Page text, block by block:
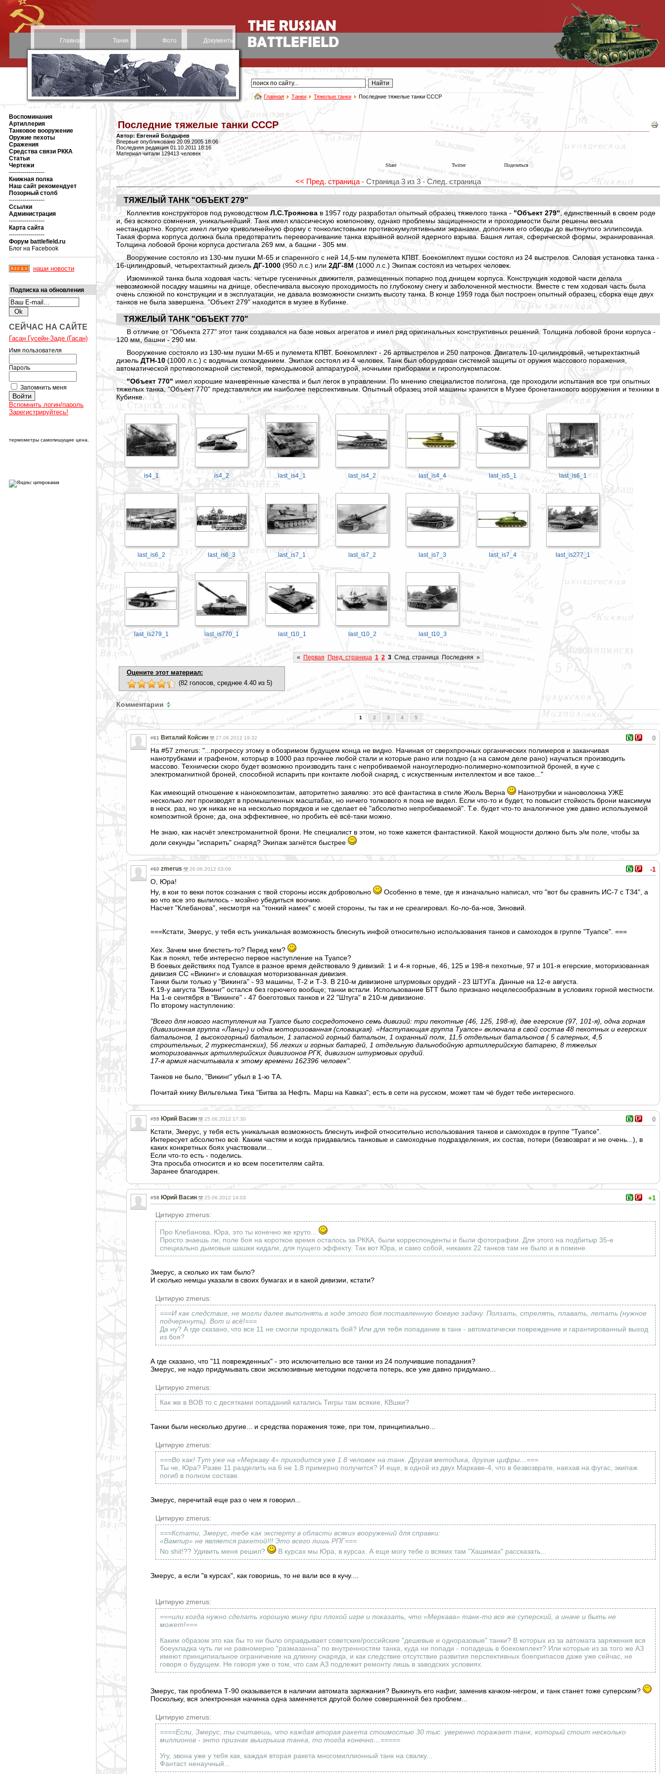
Главная Танки Фото Документы
Главная Танки Тяжелые танки Последние тяжелые танки СССР
Воспоминания
Артиллерия
Танковое вооружение
Оружие пехоты
Сражения
Средства связи РККА
Статьи
Чертежи
------------------
Книжная полка
Наш сайт рекомендует
Позорный столб
------------------
Ссылки
Администрация
------------------
Карта сайта
------------------
Форум battlefield.ru
Блог на Facebook
наши новости
Подписка на обновления
СЕЙЧАС НА САЙТЕ
Гасан Гусейн-Заде (Гасан)
Имя пользователя
Пароль
Запомнить меня
Вспомнить логин/пароль
Зарегистрируйтесь!
термометры самопишущие цена.
Последние тяжелые танки СССР
Автор: Евгений Болдырев
Впервые опубликовано 20.09.2005 18:06
Последняя редакция 01.10.2011 18:16
Материал читали 129413 человек
Share Twitter Поделиться
<< Пред. страница - Страница 3 из 3 - След. страница
ТЯЖЕЛЫЙ ТАНК "ОБЪЕКТ 279"
Коллектив конструкторов под руководством Л.С.Троянова в 1957 году разработал опытный образец тяжелого танка - "Объект 279" , единственный в своем роде
и, без всякого сомнения, уникальнейший. Танк имел классическую компоновку, однако проблемы защищенности и проходимости были решены весьма
нестандартно. Корпус имел литую криволинейную форму с тонколистовыми противокумулятивными экранами, дополняя его обводы до вытянутого эллипсоида.
Такая форма корпуса должна была предотвратить переворачивание танка взрывной волной ядерного взрыва. Башня литая, сферической формы, экранированная.
Толщина лобовой брони корпуса достигала 269 мм, а башни - 305 мм.
Вооружение состояло из 130-мм пушки М-65 и спаренного с ней 14,5-мм пулемета КПВТ. Боекомплект пушки состоял из 24 выстрелов. Силовая установка танка -
16-цилиндровый, четырехтактный дизель ДГ-1000 (950 л.с.) или 2ДГ-8М (1000 л.с.) Экипаж состоял из четырех человек.
Изюминкой танка была ходовая часть: четыре гусеничных движителя, размещенных попарно под днищем корпуса. Конструкция ходовой части делала
невозможной посадку машины на днище, обеспечивала высокую проходимость по глубокому снегу и заболоченной местности. Вместе с тем ходовая часть была
очень сложной по конструкции и в эксплуатации, не давала возможности снизить высоту танка. В конце 1959 года был построен опытный образец, сборка еще двух
танков не была завершена. "Объект 279" находится в музее в Кубинке.
ТЯЖЕЛЫЙ ТАНК "ОБЪЕКТ 770"
В отличие от "Объекта 277" этот танк создавался на базе новых агрегатов и имел ряд оригинальных конструктивных решений. Толщина лобовой брони корпуса -
120 мм, башни - 290 мм.
Вооружение состояло из 130-мм пушки М-65 и пулемета КПВТ. Боекомплект - 26 артвыстрелов и 250 патронов. Двигатель 10-цилиндровый, четырехтактный
дизель ДТН-10 (1000 л.с.) с водяным охлаждением. Экипаж состоял из 4 человек. Танк был оборудован системой защиты от оружия массового поражения,
автоматической противопожарной системой, термодымовой аппаратурой, ночными приборами и гирополукомпасом.
"Объект 770" имел хорошие маневренные качества и был легок в управлении. По мнению специалистов полигона, где проходили испытания все три опытных
тяжелых танка, "Объект 770" представлялся им наиболее перспективным. Опытный образец этой машины хранится в Музее бронетанкового вооружения и техники в
Кубинке.
is4_1 is4_2 last_is4_1 last_is4_2 last_is4_4 last_is5_1 last_is6_1
last_is6_2 last_is6_3 last_is7_1 last_is7_2 last_is7_3 last_is7_4 last_is277_1
last_is279_1 last_is770_1 last_t10_1 last_t10_2 last_t10_3
« Первая Пред. страница 1 2 3 След. страница Последняя »
Оцените этот материал:
(82 голосов, среднее 4.40 из 5)
Комментарии
1 2 3 4 5
0
#61 Виталий Койсин 27.06.2012 19:32
На #57 zmerus: "...прогрессу этому в обозримом будущем конца не видно. Начиная от сверхпрочных органических полимеров и заканчивая
нанотрубками и графеном, которыр в 1000 раз прочнее любой стали и которые рано или поздно (а на самом деле рано) научаться производить
массово. Технически скоро будет возможно производить танк с непробиваемой наноуглеродно-полимерно-композитной броней, в куче с
электромагнитной броней, способной испарить при контакте любой снаряд, с искуственным интеллектом и все такое..."
Как имеющий отношение к нанокомпозитам, авторитетно заявляю: это всё фантастика в стиле Жюль Верна
Нанотрубки и нановолокна УЖЕ
несколько лет производят в промышленных масштабах, но ничего толкового я пока не видел. Если что-то и будет, то повысит стойкость брони максимум
в неск. раз, но уж никак не на несколько порядков и не сделает её "абсолютно непробиваемой". Т.е. будет что-то аналогичное уже давно используемой
композитной броне; да, она эффективнее, но пробить её всё-таки можно.
Не знаю, как насчёт элекстроманитной брони. Не специалист в этом, но тоже кажется фантастикой. Какой мощности должно быть э/м поле, чтобы за
доли секунды "испарить" снаряд? Экипаж загнётся быстрее
-1
#60 zmerus 26.06.2012 03:09
О, Юра!
Ну, в кои то веки поток сознания с твой стороны иссяк добровольно
Особенно в теме, где я изначально написал, что "вот бы сравнить ИС-7 с Т34", а
во что все это вылилось - мозйно убедиться воочию.
Насчет "Клебанова", несмотря на "тонкий намек" с моей стороны, ты так и не среагировал. Ко-ло-ба-нов, Зиновий.
===Кстати, Змерус, у тебя есть уникальная возможность блеснуть инфой относительно использования танков и самоходок в группе "Туапсе". ===
Хех. Зачем мне блестеть-то? Перед кем?
Как я понял, тебе интересно первое наступление на Туапсе?
В боевых действиях под Туапсе в разное время действовало 9 дивизий: 1 и 4-я горные, 46, 125 и 198-я пехотные, 97 и 101-я егерские, моторизованная
дивизия СС «Викинг» и словацкая моторизованная дивизия.
Танки были только у "Викинга" - 93 машины, Т-2 и Т-3. В 210-м дивизионе штурмовых орудий - 23 ШТУГа. Данные на 12-е августа.
К 19-у августа "Викинг" остался без горючего вообще; танки встали. Использование БТТ было признано нецелесообразным в условиях горной местности.
На 1-е сентября в "Викинге" - 47 боеготовых танков и 22 "Штуга" в 210-м дивизионе.
По второму наступлению:
"Всего для нового наступления на Туапсе было сосредоточено семь дивизий: три пехотные (46, 125, 198-я), две егерские (97, 101-я), одна горная
(дивизионная группа «Ланц») и одна моторизованная (словацкая). «Наступающая группа Туапсе» включала в свой состав 48 пехотных и егерских
батальонов, 1 высокогорный батальон, 1 запасной горный батальон, 1 охранный полк, 11,5 отдельных батальонов ( 5 саперных, 4,5
строительных, 2 туркестанских), 56 легких и горных батарей, 1 отдельную дальнобойную артиллерийскую батарею, 8 тяжелых
моторизованных артиллерийских дивизионов РГК, дивизион штурмовых орудий.
17-я армия насчитывала к этому времени 162396 человек".
Танков не было, "Викинг" убыл в 1-ю ТА.
Почитай книку Вильгельма Тика "Битва за Нефть. Марш на Кавказ"; есть в сети на русском, может там чё будет тебе интересного.
0
#59 Юрий Васин 25.06.2012 17:30
Кстати, Змерус, у тебя есть уникальная возможность блеснуть инфой относительно использования танков и самоходок в группе "Туапсе".
Интересует абсолютно всё. Каким частям и когда придавались танковые и самоходные подразделения, их состав, потери (безвозврат и не очень...), в
каких конкретных боях участвовали...
Если что-то есть - поделись.
Эта просьба относится и ко всем посетителям сайта.
Заранее благодарен.
+1
#58 Юрий Васин 25.06.2012 14:03
Цитирую zmerus:
Про Клебанова, Юра, это ты конечно же круто...
Просто знаешь ли, поле боя на короткое время осталось за РККА, были корреспонденты и были фотографии. Для этого на подбитыр 35-е
специально дымовые шашки кидали, для пущего эффекту. Так вот Юра, и само собой, никаких 22 танков там не было и в помине.
Змерус, а сколько их там было?
И сколько немцы указали в своих бумагах и в какой дивизии, кстати?
Цитирую zmerus:
===И как следствие, не могли далее выполнять в ходе этого боя поставленную боевую задачу. Ползать, стрелять, плавать, летать (нужное
подчеркнуть). Вот и всё!===
Да ну? А где сказано, что все 11 не смогли продолжать бой? Или для тебя попадание в танк - автоматически повреждение и гарантированный выход
из боя?
А где сказано, что "11 поврежденных" - это исключительно все танки из 24 получившие попадания?
Змерус, не надо придумывать свои эксклюзивные методики подсчета потерь, все уже давно придумано...
Цитирую zmerus:
Как же в ВОВ то с десятками попаданий катались Тигры там всякие, КВшки?
Танки были несколько другие... и средства поражения тоже, при том, принципиально...
Цитирую zmerus:
===Во как! Тут уже на «Меркаву 4» приходится уже 1.8 человек на танк. Другая методика, другие цифры…===
Ты че, Юра? Разве 11 разделить на 6 не 1,8 примерно получится? И еще, в одной из двух Маркаве-4, что в безвозврате, наехав на фугас, экипаж
погиб в полном составе.
Змерус, перечитай еще раз о чем я говорил...
Цитирую zmerus:
===Кстати, Змерус, тебе как эксперту в области всяких вооружений для справки:
«Вампир» не является ракетой!!! Это всего лишь РПГ===
No shit!?? Удивить меня решил?
В курсах мы Юра, в курсах. А еще могу тебе о всяких там "Хашимах" рассказать...
Змерус, а если "в курсах", как говоришь, то не вали все в кучу....
Цитирую zmerus:
===или когда нужно сделать хорошую мину при плохой игре и показать, что «Меркава» танк-то все же суперский, а иначе и быть не
может!===
Каким образом это как бы то ни было оправдывает советские/российские "дешевые и одноразовые" танки? В которых из за автомата заряжения вся
боеукладка чуть ли не равномерно "размазанна" по внутренностям танка, куда ни попади - попадешь в боекомплект? Или которые из за того же АЗ
имеют принципиальное ограничение на длинну снаряда, и как следствие отсутствие развития перспективных боеприпасов даже уже сейчас, не
говоря о будущем. Не говоря уже о том, что сам АЗ подлежит ремонту лишь в заводских условиях.
Змерус, так проблема Т-90 оказывается в наличии автомата заряжания? Выкинуть его нафиг, заменив качком-негром, и танк станет тоже суперским?
Поскольку, вся электронная начинка одна заменяется другой более совершенной без проблем...
Цитирую zmerus:
====Если, Змерус, ты считаешь, что каждая вторая ракета стоимостью 30 тыс. уверенно поражает танк, который стоит несколько
миллионов - энто признак выигрыша танка, то тогда конечно…=====
Угу, эвона уже у тебя как, каждая вторая ракета многомиллионный танк на свалку...
Фантаст ненаучный...